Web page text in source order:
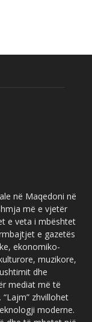
në Maqedoni në
më e vjetër
e veta i mbështet
e gazetës
ekonomiko-
muzikore,
dhe
mediat më të
zhvillohet
moderne.